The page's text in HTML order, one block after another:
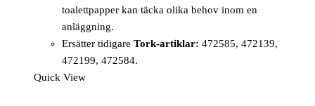
toalettpapper kan täcka olika behov inom en
anläggning.
Ersätter tidigare Tork-artiklar: 472585, 472139,
472199, 472584.
Quick View